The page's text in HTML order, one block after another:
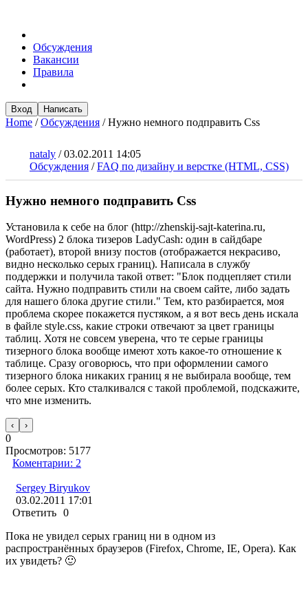
Обсуждения
Вакансии
Правила
Вход Написать
Home /Обсуждения /Нужно немного подправить Css
nataly /03.02.2011 14:05
Обсуждения /FAQ по дизайну и верстке (HTML, CSS)
Нужно немного подправить Css
Установила к себе на блог (http://zhenskij-sajt-katerina.ru,
WordPress) 2 блока тизеров LadyCash: один в сайдбаре
(работает), второй внизу постов (отображается некрасиво,
видно несколько серых границ). Написала в службу
поддержки и получила такой ответ: "Блок подцепляет стили
сайта. Нужно подправить стили на своем сайте, либо задать
для нашего блока другие стили." Тем, кто разбирается, моя
проблема скорее покажется пустяком, а я вот весь день искала
в файле style.css, какие строки отвечают за цвет границы
таблиц. Хотя не совсем уверена, что те серые границы
тизерного блока вообще имеют хоть какое-то отношение к
таблице. Сразу оговорюсь, что при оформлении самого
тизерного блока никаких границ я не выбирала вообще, тем
более серых. Кто сталкивался с такой проблемой, подскажите,
что мне изменить.
‹ ›
0
Просмотров: 5177
Коментарии: 2
Sergey Biryukov
03.02.2011 17:01
Ответить 0
Пока не увидел серых границ ни в одном из
распространённых браузеров (Firefox, Chrome, IE, Opera). Как
их увидеть? 🙂